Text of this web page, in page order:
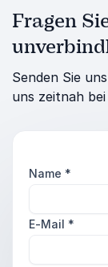
Fragen
Senden Sie
uns zeitnah
Name *
E-Mail *